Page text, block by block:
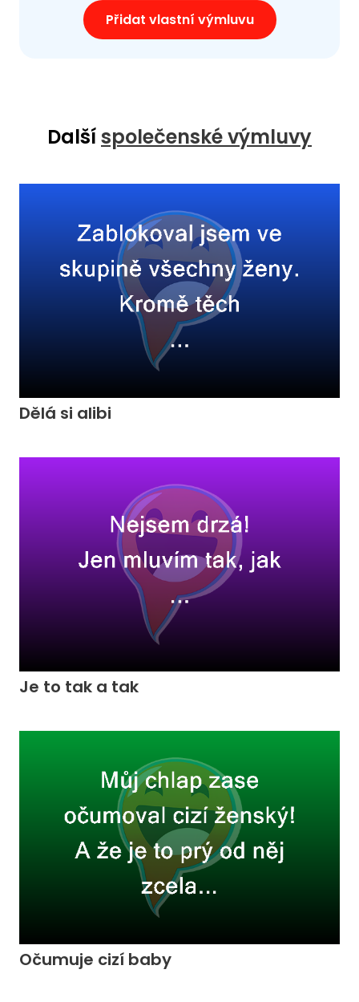
Přidat vlastní výmluvu
Dalšíspolečenské výmluvy
Dělá si alibi
Je to tak a tak
Očumuje cizí baby